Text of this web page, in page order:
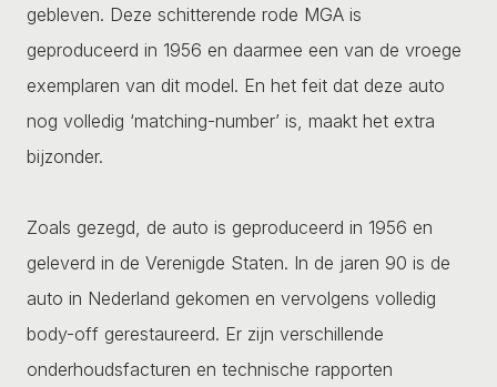
gebleven. Deze schitterende rode MGA is
geproduceerd in 1956 en daarmee een van de vroege
exemplaren van dit model. En het feit dat deze auto
nog volledig ‘matching-number’ is, maakt het extra
bijzonder.
Zoals gezegd, de auto is geproduceerd in 1956 en
geleverd in de Verenigde Staten. In de jaren 90 is de
auto in Nederland gekomen en vervolgens volledig
body-off gerestaureerd. Er zijn verschillende
onderhoudsfacturen en technische rapporten